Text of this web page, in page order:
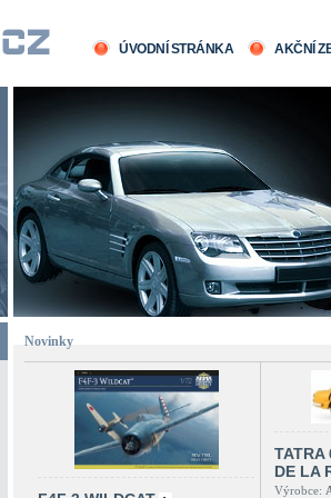
ÚVODNÍ STRÁNKA AKČNÍ
Novinky
TATRA
DE LA
Výrobce: